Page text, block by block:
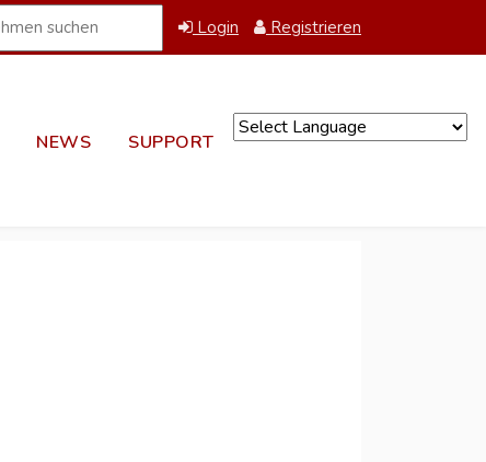
Login Registrieren
NEWS SUPPORT